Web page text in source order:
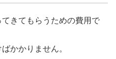
きてもらうための費用で
かかりません。